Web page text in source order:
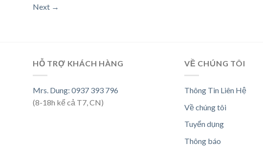
Next →
HỖ TRỢ KHÁCH HÀNG
Mrs. Dung: 0937 393 796
(8-18h kể cả T7, CN)
VỀ CHÚNG TÔI
Thông Tin Liên Hệ
Về chúng tôi
Tuyển dụng
Thông báo